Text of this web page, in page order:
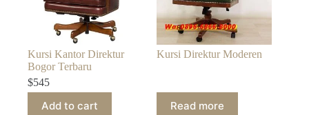
Kursi Kantor Direktur
Bogor Terbaru
$545
Add to cart
Kursi Direktur Moderen
Read more